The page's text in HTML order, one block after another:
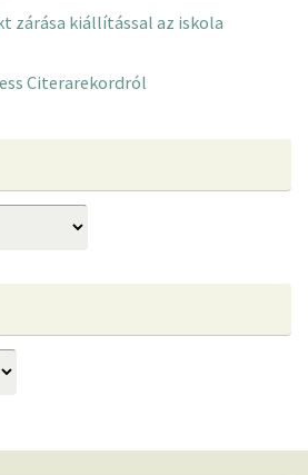
zárása kiállítással az iskola
Citerarekordról